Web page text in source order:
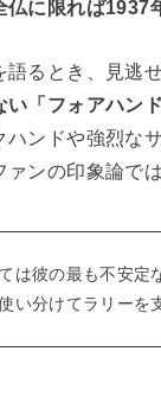
仏に限れば1937
語るとき、見逃
い「フォアハン
ハンドや強烈な
ァンの印象論で
ては彼の最も不安
い分けてラリーを